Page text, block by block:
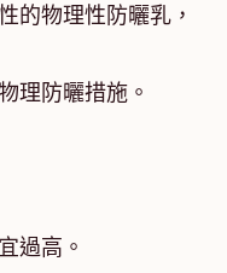
的物理性防曬乳，
理防曬措施。
過高。